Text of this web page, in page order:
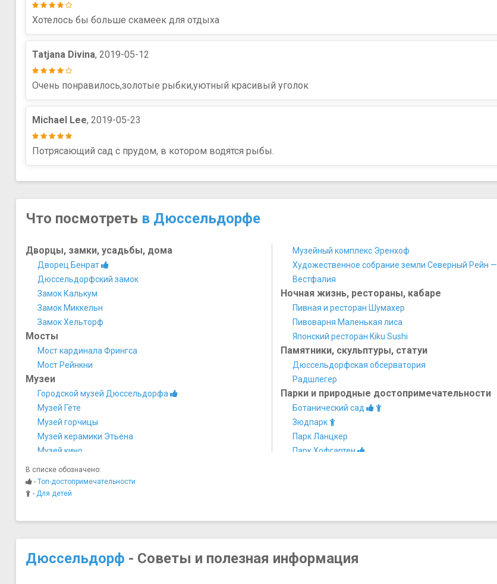
Хотелось бы больше скамеек для отдыха
Tatjana Divina, 2019-05-12
Очень понравилось,золотые рыбки,уютный красивый уголок
Michael Lee, 2019-05-23
Потрясающий сад с прудом, в котором водятся рыбы.
Что посмотреть в Дюссельдорфе
Дворцы, замки, усадьбы, дома
Дворец Бенрат
Дюссельдорфский замок
Замок Калькум
Замок Миккельн
Замок Хельторф
Мосты
Мост кардинала Фрингса
Мост Рейнкни
Музеи
Городской музей Дюссельдорфа
Музей Гёте
Музей горчицы
Музей керамики Этьена
Музей кино
Музей КИТ
Музей Кунстпаласт
Музей Неандерталь
Музей театра
Музей-салон ретро-автомобилей
Музейный комплекс Эренхоф
Художественное собрание земли Северный Рейн —
Вестфалия
Ночная жизнь, рестораны, кабаре
Пивная и ресторан Шумахер
Пивоварня Маленькая лиса
Японский ресторан Kiku Sushi
Памятники, скульптуры, статуи
Дюссельдорфская обсерватория
Радшлегер
Парки и природные достопримечательности
Ботанический сад
Зюдпарк
Парк Ланцкер
Парк Хофгартен
Медийная гавань
Площадь Бургплац
В списке обозначено:
- Топ-достопримечательности
- Для детей
Дюссельдорф - Советы и полезная информация